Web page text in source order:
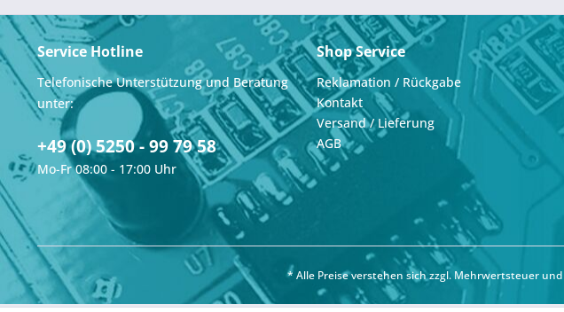
Service Hotline
Telefonische Unterstützung und Beratung
unter:
+49 (0) 5250 - 99 79 58
Mo-Fr 08:00 - 17:00 Uhr
Shop Service
Reklamation / Rückgabe
Kontakt
Versand / Lieferung
AGB
* Alle Preise verstehen sich zzgl. Mehrwertsteuer und